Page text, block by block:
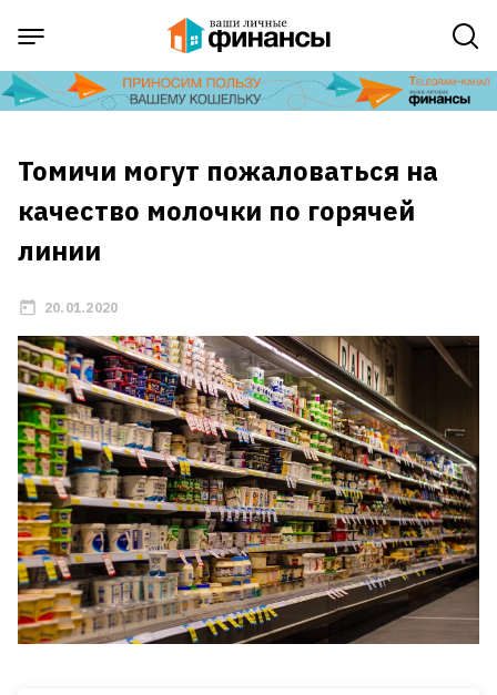
Томичи могут пожаловаться на
качество молочки по горячей
линии
20.01.2020